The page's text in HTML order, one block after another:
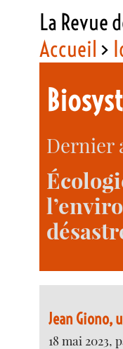
La Revue
Accueil >
Dernier
Jean Giono,
18 mai 2023,